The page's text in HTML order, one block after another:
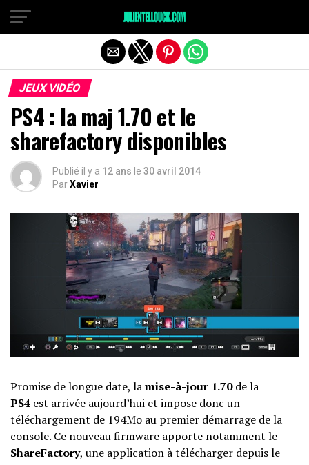
JEUX VIDÉO
PS4 : la maj 1.70 et le
sharefactory disponibles
Publié il y a 12 ans le 30 avril 2014
ParXavier
Promise de longue date, lamise-à-jour 1.70de la
PS4 est arrivée aujourd’hui et impose donc un
téléchargement de 194Mo au premier démarrage de la
console. Ce nouveau firmware apporte notamment le
ShareFactory, une application à télécharger depuis le